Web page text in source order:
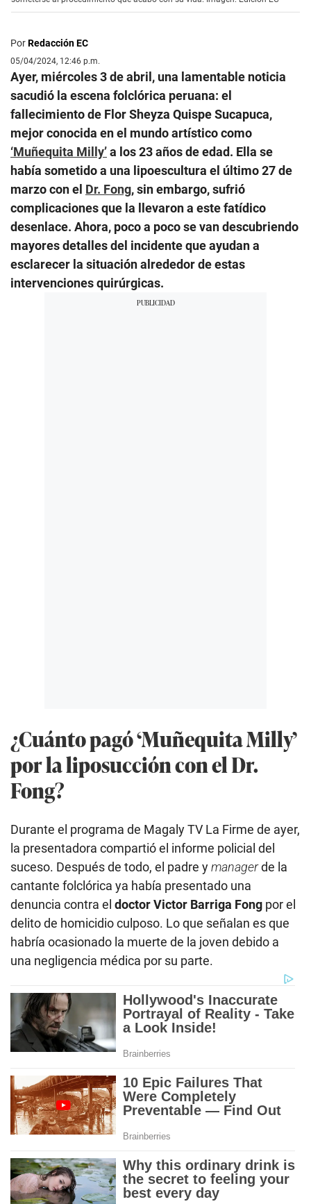
PorRedacción EC
05/04/2024, 12:46 p.m.
Ayer, miércoles 3 de abril, una lamentable noticia
sacudió la escena folclórica peruana: el
fallecimiento de Flor Sheyza Quispe Sucapuca,
mejor conocida en el mundo artístico como
‘Muñequita Milly’a los 23 años de edad. Ella se
había sometido a una lipoescultura el último 27 de
marzo con el Dr. Fong, sin embargo, sufrió
complicaciones que la llevaron a este fatídico
desenlace. Ahora, poco a poco se van descubriendo
mayores detalles del incidente que ayudan a
esclarecer la situación alrededor de estas
intervenciones quirúrgicas.
¿Cuánto pagó ‘Muñequita Milly’
por la liposucción con el Dr.
Fong?
Durante el programa de Magaly TV La Firme de ayer,
la presentadora compartió el informe policial del
suceso. Después de todo, el padre ymanagerde la
cantante folclórica ya había presentado una
denuncia contra el doctor Victor Barriga Fong por el
delito de homicidio culposo. Lo que señalan es que
habría ocasionado la muerte de la joven debido a
una negligencia médica por su parte.